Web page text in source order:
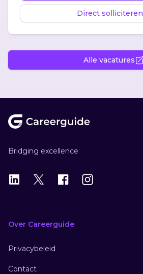
Direct solliciteren
Alle vacatures
Bridging excellence
LinkedIn
X Instagram
Over Careerguide
Privacybeleid
Contact